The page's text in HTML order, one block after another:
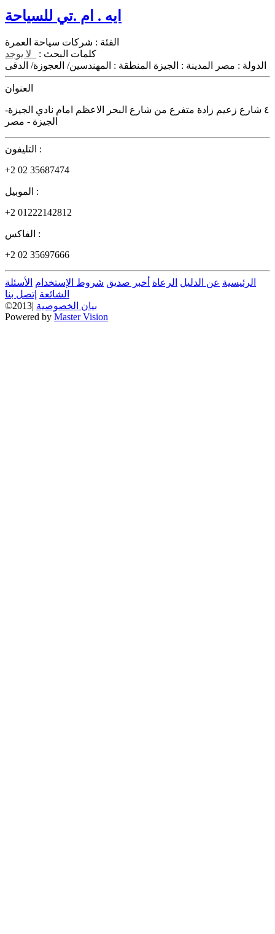
ايه . ام .تي للسياحة
الفئة : شركات سياحة العمرة
كلمات البحث :
لا يوجد
الدولة : مصر المدينة : الجيزة المنطقة : المهندسين/ العجوزة/ الدقى
العنوان
٤ شارع زعيم زادة متفرع من شارع البحر الاعظم امام نادي الجيزة-
الجيزة - مصر
التليفون :
+2 02 35687474
الموبيل :
+2 01222142812
الفاكس :
+2 02 35697666
الرئيسية عن الدليل الرعاة أخبر صديق شروط الإستخدام الأسئلة
الشائعة إتصل بنا
©2013| بيان الخصوصية
Powered by Master Vision